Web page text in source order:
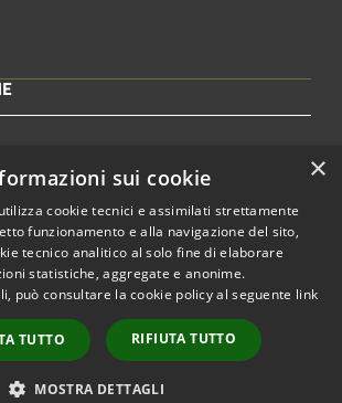
Copyright © 2026 • Comune di
Pezzaze • Powered by
Municipium•
Accesso
redazione
×
sui cookie
cookie tecnici e assimilati strettamente
funzionamento e alla navigazione del sito,
tecnico analitico al solo fine di elaborare
statistiche, aggregate e anonime.
può consultare la cookie policy al seguente link
TUTTO RIFIUTA TUTTO
MOSTRA DETTAGLI